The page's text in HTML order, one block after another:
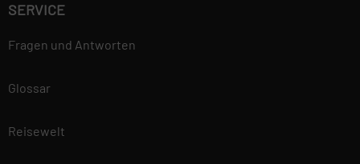
SERVICE
Fragen und Antworten
Glossar
Reisewelt